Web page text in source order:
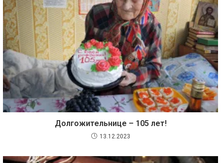
Долгожительнице – 105 лет!
13.12.2023